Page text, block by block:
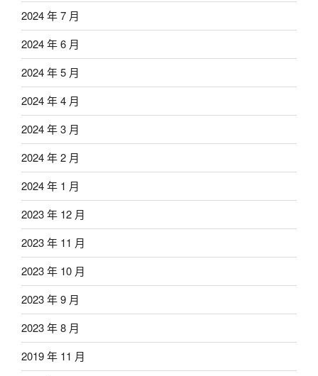
2024 年 7 月
2024 年 6 月
2024 年 5 月
2024 年 4 月
2024 年 3 月
2024 年 2 月
2024 年 1 月
2023 年 12 月
2023 年 11 月
2023 年 10 月
2023 年 9 月
2023 年 8 月
2019 年 11 月